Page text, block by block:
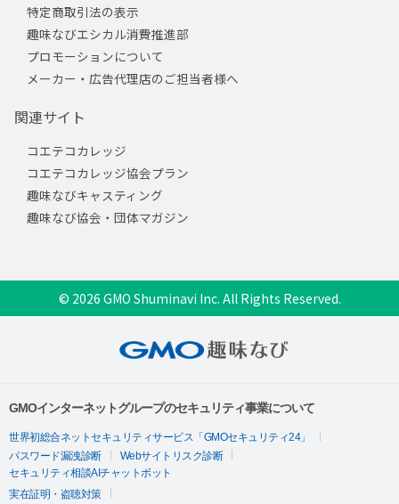
特定商取引法の表示
趣味なびエシカル消費推進部
プロモーションについて
メーカー・広告代理店のご担当者様へ
関連サイト
コエテコカレッジ
コエテコカレッジ協会プラン
趣味なびキャスティング
趣味なび協会・団体マガジン
© 2026 GMO Shuminavi Inc. All Rights Reserved.